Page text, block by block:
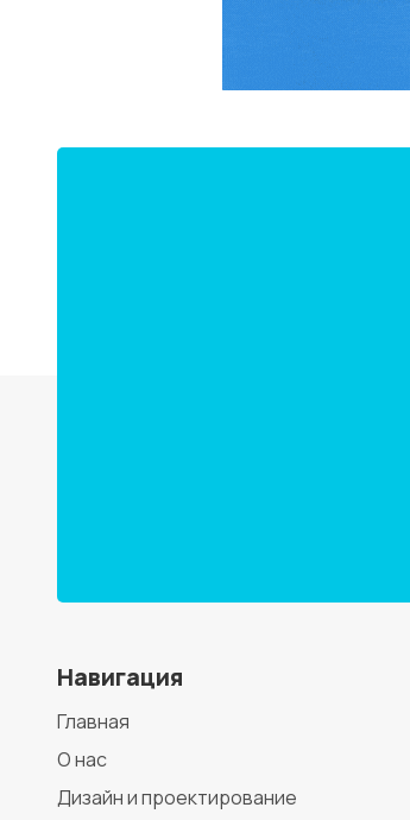
Навигация
Главная
О нас
Дизайн и проектирование